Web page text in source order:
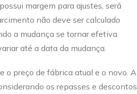
margem para ajustes, será
não deve ser calculado
a mudança se tornar efetiva.
até a data da mudança.
o preço de fábrica atual e o novo. A
os repasses e descontos